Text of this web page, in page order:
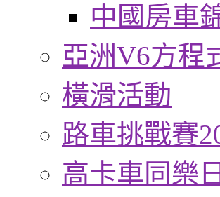
中國房車
亞洲V6方程
橫滑活動
路車挑戰賽
高卡車同樂日